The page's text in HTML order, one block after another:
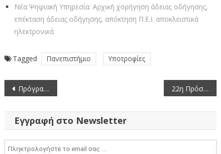
Νέα Ψηφιακή Υπηρεσία: Αρχική χορήγηση άδειας οδήγησης,
επέκταση άδειας οδήγησης, απόκτηση Π.Ε.Ι. αποκλειστικά
ηλεκτρονικά
Tagged Πανεπιστήμιο Υποτροφίες
Πλοήγηση
άρθρων
Πρόγραμμα κίνησης συνεργείων 19/5/2025-25/5/2025 για το Έργο Καταπολέμησης Κουνουπιών ΠΔΜ 2023-2025 22η Πρόσκληση σε συνεδρίαση της Περιφερειακής Επιτροπής της Περιφέρειας Δυτικής Μακεδονίας με μεικτό τρόπο (20-5-2025)
Εγγραφή στο Newsletter